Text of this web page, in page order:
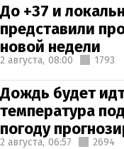
До +37 и
представили
новой недели
2 августа, 08:00 1793
Дождь будет
температура
погоду
2 августа, 06:57 2694